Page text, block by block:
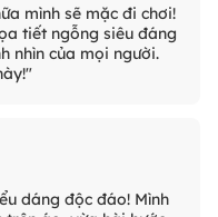
mình sẽ mặc đi chơi!
tiết ngỗng siêu đáng
nhìn của mọi người.
dáng độc đáo! Mình